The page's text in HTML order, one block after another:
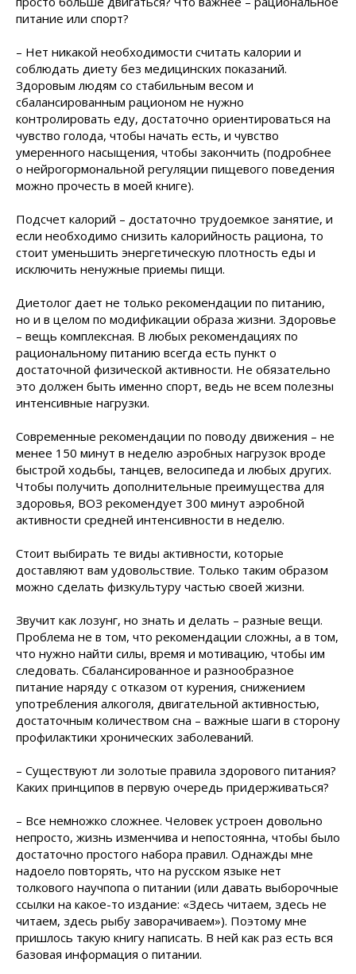
питание или спорт?
– Нет никакой необходимости считать калории и
соблюдать диету без медицинских показаний.
Здоровым людям со стабильным весом и
сбалансированным рационом не нужно
контролировать еду, достаточно ориентироваться на
чувство голода, чтобы начать есть, и чувство
умеренного насыщения, чтобы закончить (подробнее
о нейрогормональной регуляции пищевого поведения
можно прочесть в моей книге).
Подсчет калорий – достаточно трудоемкое занятие, и
если необходимо снизить калорийность рациона, то
стоит уменьшить энергетическую плотность еды и
исключить ненужные приемы пищи.
Диетолог дает не только рекомендации по питанию,
но и в целом по модификации образа жизни. Здоровье
– вещь комплексная. В любых рекомендациях по
рациональному питанию всегда есть пункт о
достаточной физической активности. Не обязательно
это должен быть именно спорт, ведь не всем полезны
интенсивные нагрузки.
Современные рекомендации по поводу движения – не
менее 150 минут в неделю аэробных нагрузок вроде
быстрой ходьбы, танцев, велосипеда и любых других.
Чтобы получить дополнительные преимущества для
здоровья, ВОЗ рекомендует 300 минут аэробной
активности средней интенсивности в неделю.
Стоит выбирать те виды активности, которые
доставляют вам удовольствие. Только таким образом
можно сделать физкультуру частью своей жизни.
Звучит как лозунг, но знать и делать – разные вещи.
Проблема не в том, что рекомендации сложны, а в том,
что нужно найти силы, время и мотивацию, чтобы им
следовать. Сбалансированное и разнообразное
питание наряду с отказом от курения, снижением
употребления алкоголя, двигательной активностью,
достаточным количеством сна – важные шаги в сторону
профилактики хронических заболеваний.
– Существуют ли золотые правила здорового питания?
Каких принципов в первую очередь придерживаться?
– Все немножко сложнее. Человек устроен довольно
непросто, жизнь изменчива и непостоянна, чтобы было
достаточно простого набора правил. Однажды мне
надоело повторять, что на русском языке нет
толкового научпопа о питании (или давать выборочные
ссылки на какое-то издание: «Здесь читаем, здесь не
читаем, здесь рыбу заворачиваем»). Поэтому мне
пришлось такую книгу написать. В ней как раз есть вся
базовая информация о питании.